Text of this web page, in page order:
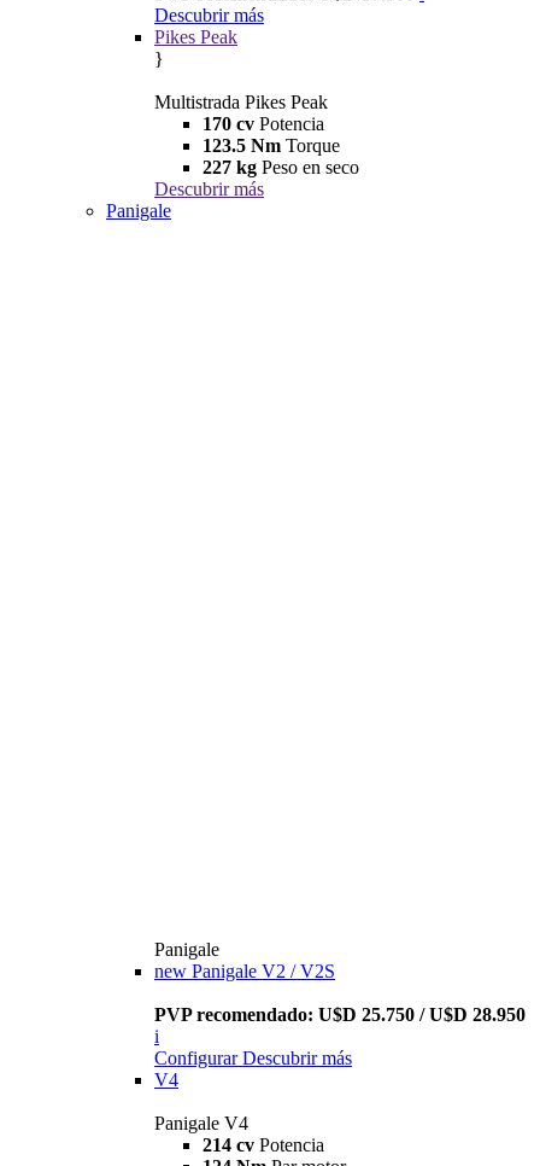
Descubrir más
Pikes Peak
}
Multistrada Pikes Peak
170 cv Potencia
123.5 Nm Torque
227 kg Peso en seco
Descubrir más
Panigale
Panigale
new Panigale V2 / V2S
PVP recomendado: U$D 25.750 / U$D 28.950
i
Configurar Descubrir más
V4
Panigale V4
214 cv Potencia